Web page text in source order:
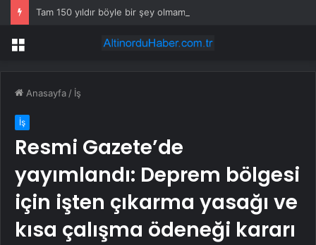
Menü
Anasayfa / İş
İş
Resmi Gazete’de
yayımlandı: Deprem bölgesi
için işten çıkarma yasağı ve
kısa çalışma ödeneği kararı